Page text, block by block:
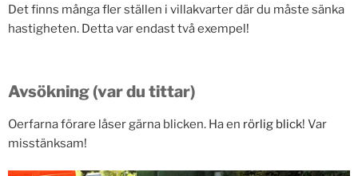
Det finns många fler ställen i villakvarter där du måste sänka
hastigheten. Detta var endast två exempel!
Avsökning (var du tittar)
Oerfarna förare låser gärna blicken. Ha en rörlig blick! Var
misstänksam!